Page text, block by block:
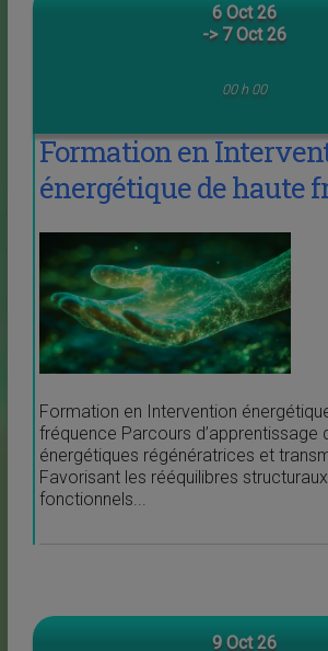
6 Oct 26
-> 7 Oct 26
00 h 00
Formation en
énergétique de haute
Formation en Intervention
fréquence Parcours d’apprentissage
énergétiques régénératrices et
Favorisant les rééquilibres
fonctionnels...
9 Oct 26